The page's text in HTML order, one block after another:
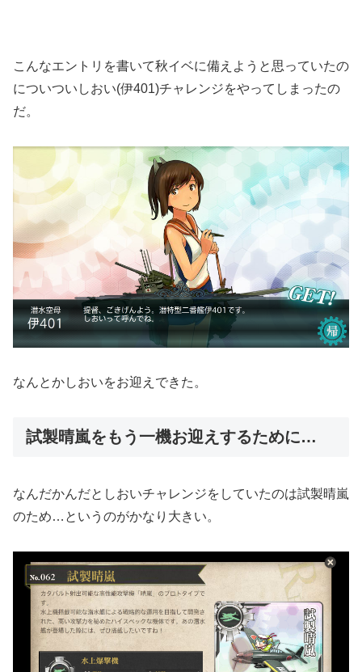
こんなエントリを書いて秋イベに備えようと思っていたの
についついしおい(伊401)チャレンジをやってしまったの
だ。
なんとかしおいをお迎えできた。
試製晴嵐をもう一機お迎えするために…
なんだかんだとしおいチャレンジをしていたのは試製晴嵐
のため…というのがかなり大きい。